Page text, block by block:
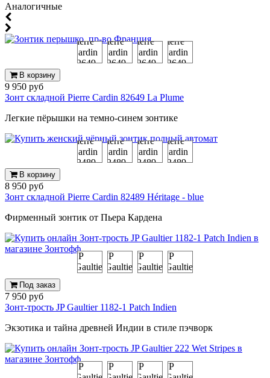
Аналогичные
В корзину
9 950 руб
Зонт складной Pierre Cardin 82649 La Plume
Легкие пёрышки на темно-синем зонтике
В корзину
8 950 руб
Зонт складной Pierre Cardin 82489 Héritage - blue
Фирменный зонтик от Пьера Кардена
Под заказ
7 950 руб
Зонт-трость JP Gaultier 1182-1 Patch Indien
Экзотика и тайна древней Индии в стиле пэчворк